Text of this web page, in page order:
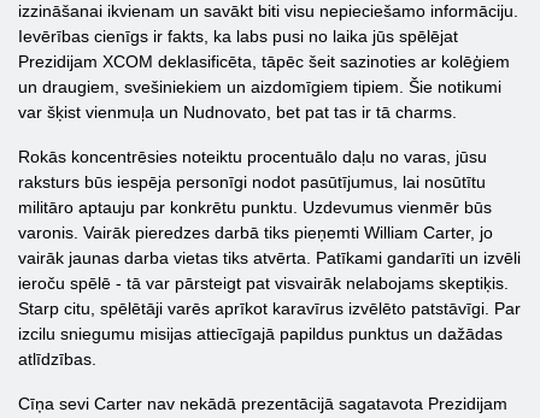
izzināšanai ikvienam un savākt biti visu nepieciešamo informāciju.
Ievērības cienīgs ir fakts, ka labs pusi no laika jūs spēlējat
Prezidijam XCOM deklasificēta, tāpēc šeit sazinoties ar kolēģiem
un draugiem, svešiniekiem un aizdomīgiem tipiem. Šie notikumi
var šķist vienmuļa un Nudnovato, bet pat tas ir tā charms.
Rokās koncentrēsies noteiktu procentuālo daļu no varas, jūsu
raksturs būs iespēja personīgi nodot pasūtījumus, lai nosūtītu
militāro aptauju par konkrētu punktu. Uzdevumus vienmēr būs
varonis. Vairāk pieredzes darbā tiks pieņemti William Carter, jo
vairāk jaunas darba vietas tiks atvērta. Patīkami gandarīti un izvēli
ieroču spēlē - tā var pārsteigt pat visvairāk nelabojams skeptiķis.
Starp citu, spēlētāji varēs aprīkot karavīrus izvēlēto patstāvīgi. Par
izcilu sniegumu misijas attiecīgajā papildus punktus un dažādas
atlīdzības.
Cīņa sevi Carter nav nekādā prezentācijā sagatavota Prezidijam